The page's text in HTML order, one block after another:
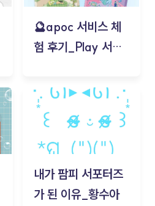
🔮apoc 서비스 체
험 후기_Play 서비
김태현
내가 팜피 서포터즈
가 된 이유_황수아